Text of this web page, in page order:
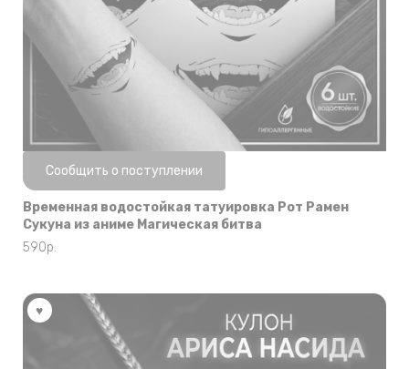
Нет в наличии
Сообщить о поступлении
Временная водостойкая татуировка Рот Рамен
Сукуна из аниме Магическая битва
590р.